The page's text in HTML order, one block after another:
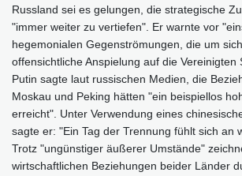
Russland sei es gelungen, die strategische
"immer weiter zu vertiefen". Er warnte vor
hegemonialen Gegenströmungen, die um
offensichtliche Anspielung auf die Vereinigten
Putin sagte laut russischen Medien, die
Moskau und Peking hätten "ein beispiellos
erreicht". Unter Verwendung eines
sagte er: "Ein Tag der Trennung fühlt sich an
Trotz "ungünstiger äußerer Umstände"
wirtschaftlichen Beziehungen beider Länder